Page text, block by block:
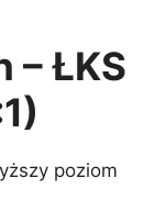
– ŁKS
poziom